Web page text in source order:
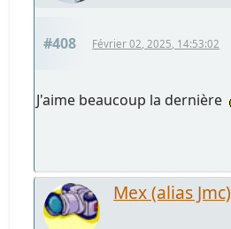
#408 Février 02, 2025, 14:53:02
J'aime beaucoup la dernière
Mex (alias Jmc)